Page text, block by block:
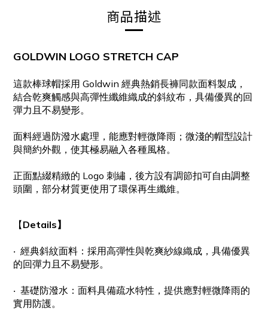
商品描述
GOLDWIN LOGO STRETCH CAP
這款棒球帽採用 Goldwin 經典熱銷長褲同款面料製成，
結合乾爽觸感與高彈性纖維織成的斜紋布，具備優異的回
彈力且不易變形。
面料經過防潑水處理，能應對輕微降雨；微淺的帽型設計
與簡約外觀，使其極易融入各種風格。
正面點綴精緻的 Logo 刺繡，後方設有調節扣可自由調整
頭圍，部分材質更使用了環保再生纖維。
【Details】
‧ 經典斜紋面料： 採用高彈性與乾爽紗線織成，具備優異
的回彈力且不易變形。
‧ 基礎防潑水： 面料具備疏水特性，提供應對輕微降雨的
實用防護。